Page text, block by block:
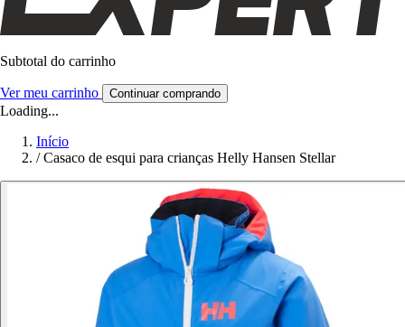
Subtotal do carrinho
Ver meu carrinho Continuar comprando
Loading...
Início
/ Casaco de esqui para crianças Helly Hansen Stellar